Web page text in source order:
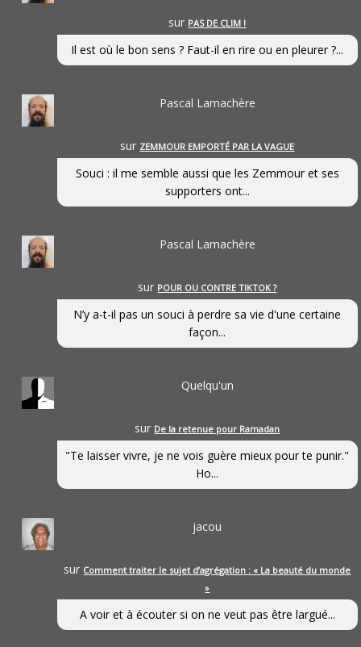
sur PAS DE CLIM !
Il est où le bon sens ? Faut-il en rire ou en pleurer ?...
Pascal Lamachère
sur ZEMMOUR EMPORTÉ PAR LA VAGUE
Souci : il me semble aussi que les Zemmour et ses
supporters ont...
Pascal Lamachère
sur POUR OU CONTRE TIKTOK ?
N’y a-t-il pas un souci à perdre sa vie d'une certaine
façon...
Quelqu'un
sur De la retenue pour Ramadan
"Te laisser vivre, je ne vois guère mieux pour te punir."
Ho...
jacou
sur Comment traiter le sujet d’agrégation : « La beauté du monde
»
A voir et à écouter si on ne veut pas être largué...